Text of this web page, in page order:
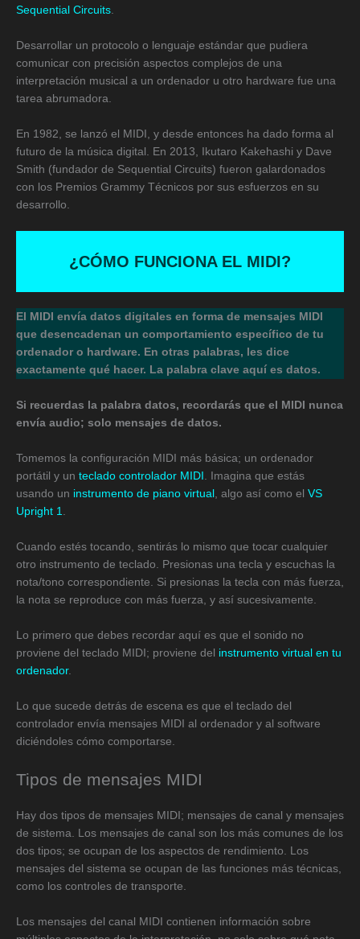
Sequential Circuits
Desarrollar un protocolo o lenguaje estándar que pudiera
comunicar con precisión aspectos complejos de una
interpretación musical a un ordenador u otro hardware fue una
tarea abrumadora.
En 1982, se lanzó el MIDI, y desde entonces ha dado forma al
futuro de la música digital. En 2013, Ikutaro Kakehashi y Dave
Smith (fundador de Sequential Circuits) fueron galardonados
con los Premios Grammy Técnicos por sus esfuerzos en su
desarrollo.
¿CÓMO FUNCIONA EL MIDI?
El MIDI envía datos digitales en forma de mensajes MIDI
que desencadenan un comportamiento específico de tu
ordenador o hardware. En otras palabras, les dice
exactamente qué hacer. La palabra clave aquí es datos.
Si recuerdas la palabra datos, recordarás que el MIDI nunca
envía audio; solo mensajes de datos.
Tomemos la configuración MIDI más básica; un ordenador
portátil y un teclado controlador MIDI . Imagina que estás
usando un instrumento de piano virtual , algo así como el VS
Upright 1.
Cuando estés tocando, sentirás lo mismo que tocar cualquier
otro instrumento de teclado. Presionas una tecla y escuchas la
nota/tono correspondiente. Si presionas la tecla con más fuerza,
la nota se reproduce con más fuerza, y así sucesivamente.
Lo primero que debes recordar aquí es que el sonido no
proviene del teclado MIDI; proviene del instrumento virtual en tu
ordenador.
Lo que sucede detrás de escena es que el teclado del
controlador envía mensajes MIDI al ordenador y al software
diciéndoles cómo comportarse.
Tipos de mensajes MIDI
Hay dos tipos de mensajes MIDI; mensajes de canal y mensajes
de sistema. Los mensajes de canal son los más comunes de los
dos tipos; se ocupan de los aspectos de rendimiento. Los
mensajes del sistema se ocupan de las funciones más técnicas,
como los controles de transporte.
Los mensajes del canal MIDI contienen información sobre